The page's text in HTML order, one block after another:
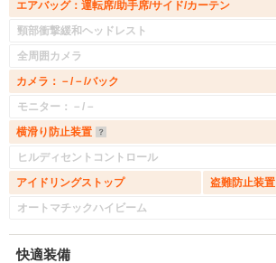
エアバッグ：運転席/助手席/サイド/カーテン
頸部衝撃緩和ヘッドレスト
全周囲カメラ
カメラ：－/－/バック
モニター：－/－
横滑り防止装置
ヒルディセントコントロール
アイドリングストップ
盗難防止装置
オートマチックハイビーム
快適装備